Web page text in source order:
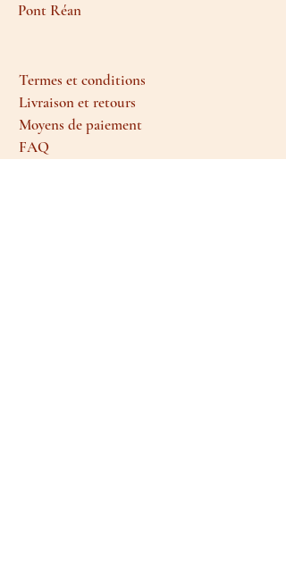
Pont Réan
Termes et conditions
Livraison et retours
Moyens de paiement
FAQ